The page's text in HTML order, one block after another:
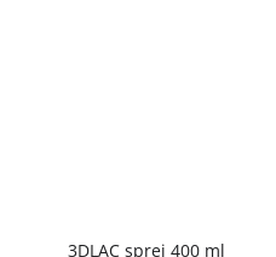
3DLAC sprej 400 ml